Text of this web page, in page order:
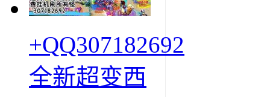
+QQ307182692
全新超变西